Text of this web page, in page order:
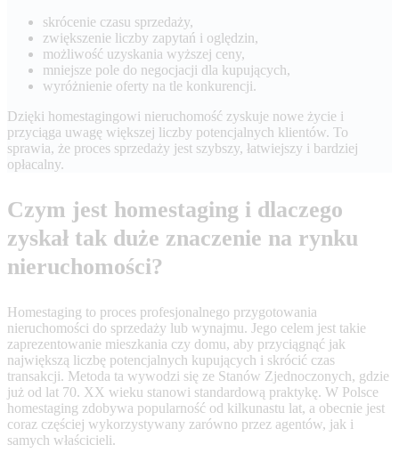
skrócenie czasu sprzedaży,
zwiększenie liczby zapytań i oględzin,
możliwość uzyskania wyższej ceny,
mniejsze pole do negocjacji dla kupujących,
wyróżnienie oferty na tle konkurencji.
Dzięki homestagingowi nieruchomość zyskuje nowe życie i
przyciąga uwagę większej liczby potencjalnych klientów. To
sprawia, że proces sprzedaży jest szybszy, łatwiejszy i bardziej
opłacalny.
Czym jest homestaging i dlaczego
zyskał tak duże znaczenie na rynku
nieruchomości?
Homestaging to proces profesjonalnego przygotowania
nieruchomości do sprzedaży lub wynajmu. Jego celem jest takie
zaprezentowanie mieszkania czy domu, aby przyciągnąć jak
największą liczbę potencjalnych kupujących i skrócić czas
transakcji. Metoda ta wywodzi się ze Stanów Zjednoczonych, gdzie
już od lat 70. XX wieku stanowi standardową praktykę. W Polsce
homestaging zdobywa popularność od kilkunastu lat, a obecnie jest
coraz częściej wykorzystywany zarówno przez agentów, jak i
samych właścicieli.